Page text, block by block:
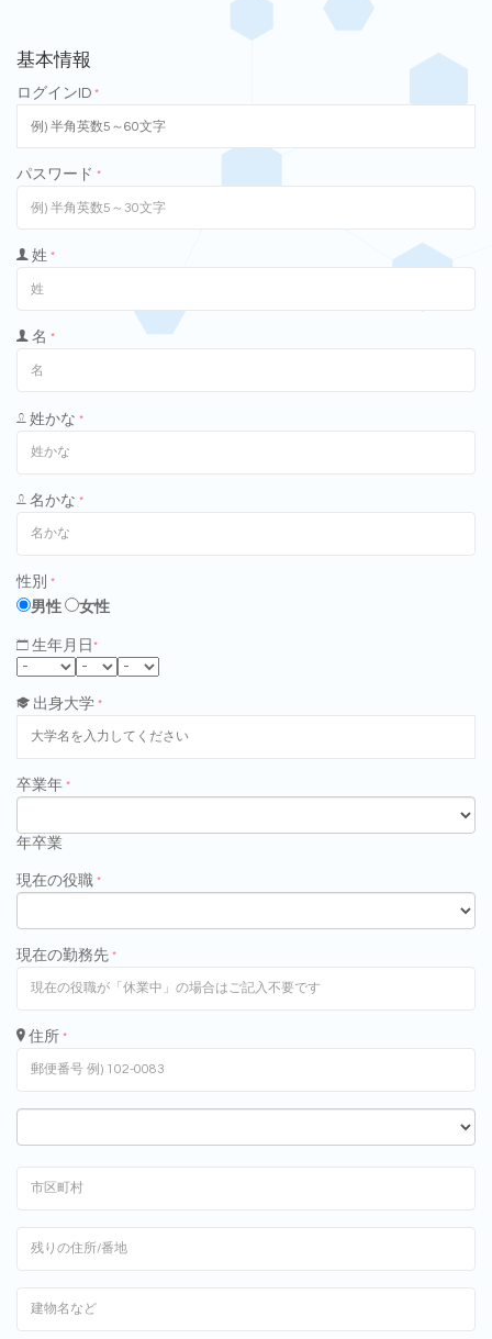
基本情報
ログインID *
パスワード *
姓 *
名 *
姓かな *
名かな *
性別 *
男性 女性
生年月日 *
出身大学 *
卒業年 *
年卒業
現在の役職 *
現在の勤務先 *
住所 *